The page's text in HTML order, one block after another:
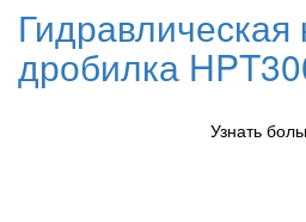
Гидравлическая
дробилка
Узнать